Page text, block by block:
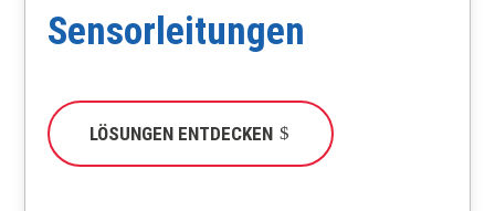
Sensorleitungen
LÖSUNGEN ENTDECKEN